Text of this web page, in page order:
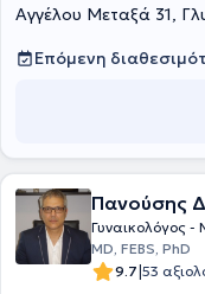
Επιστημονικός
Ιασώ General, καθώς
Αναπαραγωγής Institute
και παρέχει
Αγγέλου Μεταξά 31,
Επόμενη
Πανούσης
Γυναικολόγος -
MD, FEBS, PhD
9.7|53